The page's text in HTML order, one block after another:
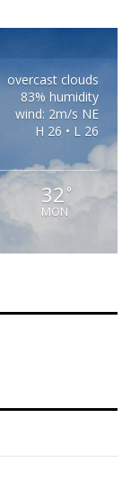
overcast clouds
83% humidity
wind: 2m/s NE
H 26 • L 26
32 °
MON